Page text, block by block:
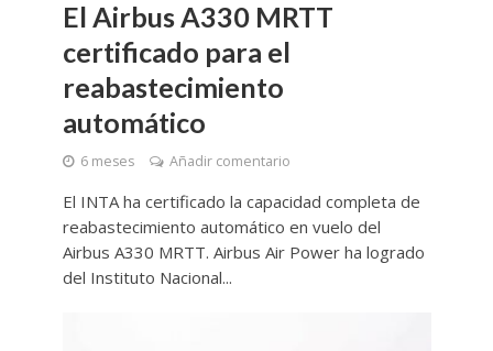
El Airbus A330 MRTT
certificado para el
reabastecimiento
automático
6 meses Añadir comentario
El INTA ha certificado la capacidad completa de
reabastecimiento automático en vuelo del
Airbus A330 MRTT. Airbus Air Power ha logrado
del Instituto Nacional...